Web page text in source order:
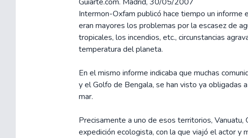
Intermon-Oxfam publicó hace tiempo un informe
eran mayores los problemas por la escasez de
tropicales, los incendios, etc., circunstancias
temperatura del planeta.
En el mismo informe indicaba que muchas
y el Golfo de Bengala, se han visto ya obligadas
mar.
Precisamente a uno de esos territorios, Vanuatu,
expedición ecologista, con la que viajó el actor y